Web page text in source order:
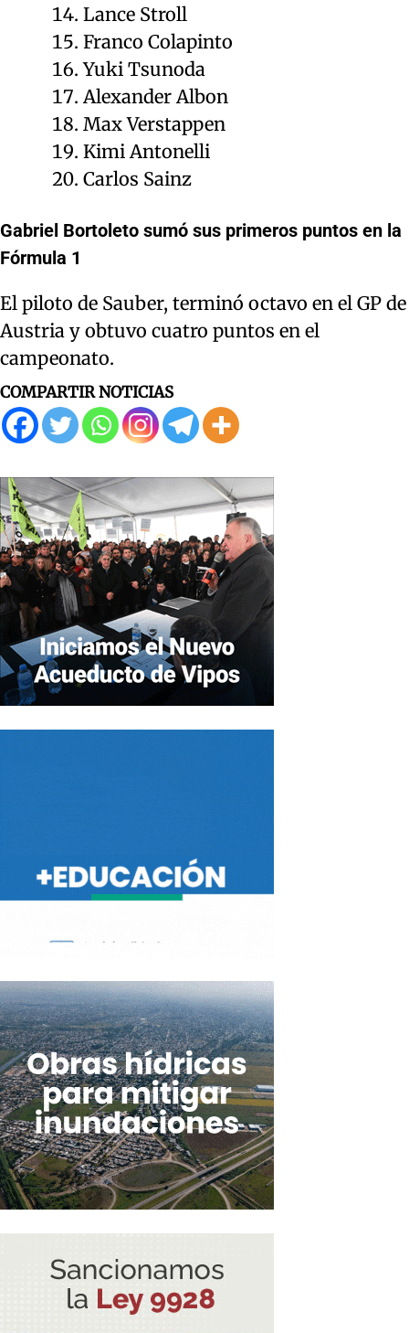
Lance Stroll
Franco Colapinto
Yuki Tsunoda
Alexander Albon
Max Verstappen
Kimi Antonelli
Carlos Sainz
Gabriel Bortoleto sumó sus primeros puntos en la
Fórmula 1
El piloto de Sauber, terminó octavo en el GP de
Austria y obtuvo cuatro puntos en el
campeonato.
COMPARTIR NOTICIAS